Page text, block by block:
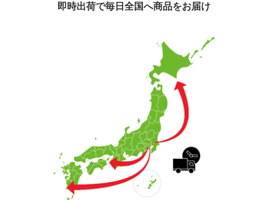
即時出荷で毎日全国へ商品をお届け